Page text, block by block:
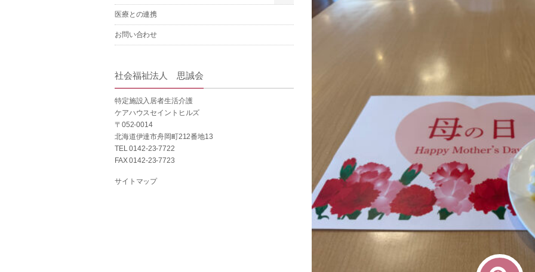
医療との連携
お問い合わせ
社会福祉法人 思誠会
特定施設入居者生活介護
ケアハウスセイントヒルズ
〒052-0014
北海道伊達市舟岡町212番地13
TEL 0142-23-7722
FAX 0142-23-7723
サイトマップ